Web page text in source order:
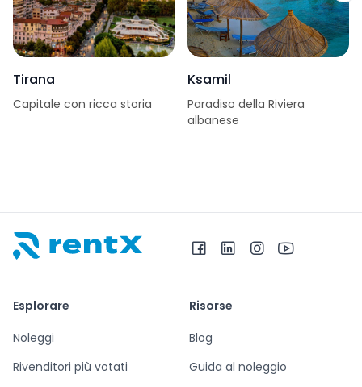
Tirana
Capitale con ricca storia
Ksamil
Paradiso della Riviera
albanese
Esplorare
Noleggi
Rivenditori più votati
Risorse
Blog
Guida al noleggio